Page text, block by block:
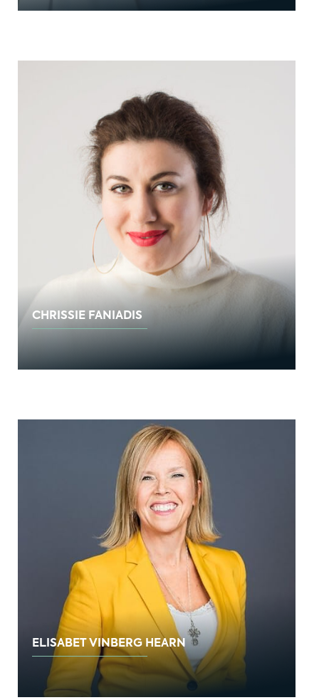
CHRISSIE FANIADIS
ELISABET VINBERG HEARN